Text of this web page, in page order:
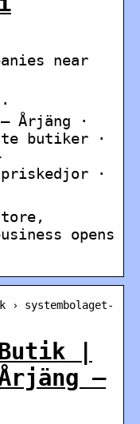
near
Årjäng ·
butiker ·
·
opens
› systembolaget-
|
–